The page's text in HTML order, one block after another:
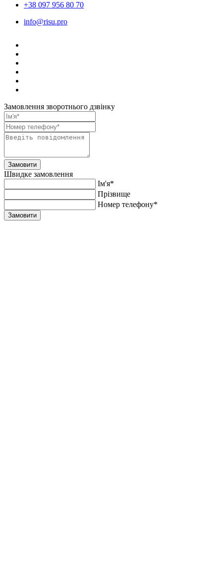
+38 097 956 80 70
info@risu.pro
Замовлення зворотнього дзвінку
Замовити
Швидке замовлення
Ім'я*
Прiзвище
Номер телефону*